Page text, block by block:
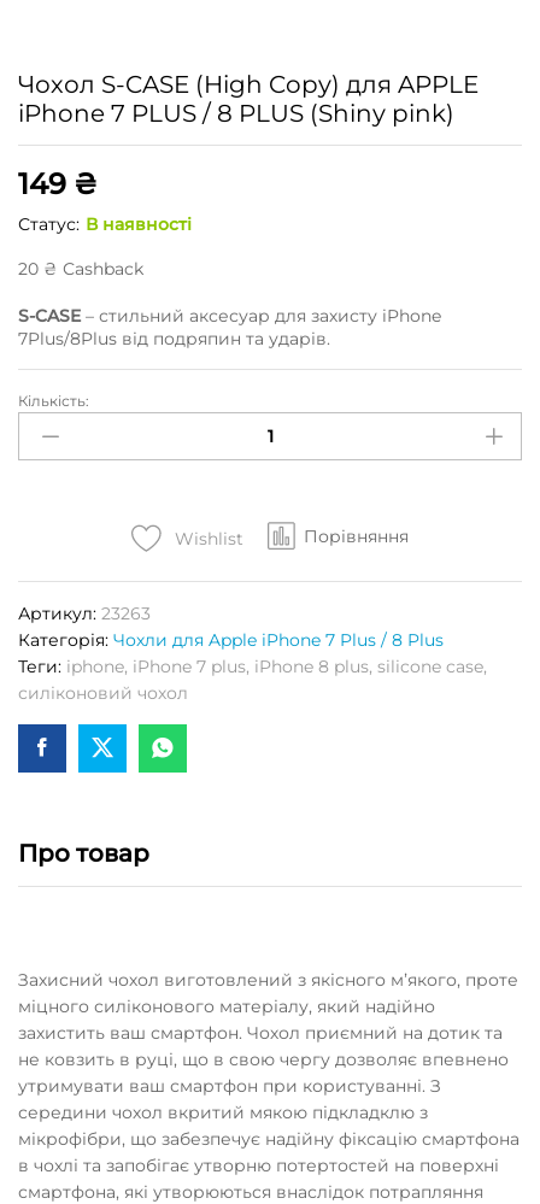
Чохол S-CASE (High Copy) для APPLE
iPhone 7 PLUS / 8 PLUS (Shiny pink)
149 ₴
Статус: В наявності
20 ₴ Сashback
S-CASE– стильний аксесуар для захисту iPhone
7Plus/8Plus від подряпин та ударів.
Чохол
CASE
7
PLUS
/
8
PLUS
(Shiny
pink)
Кількість:
Wishlist Порівняння
Артикул: 23263
Категорія: Чохли для Apple iPhone 7 Plus / 8 Plus
Теги: iphone, iPhone 7 plus, iPhone 8 plus, silicone case,
силіконовий чохол
Про товар
Захисний чохол виготовлений з якісного мʼякого, проте
міцного силіконового матеріалу, який надійно
захистить ваш смартфон. Чохол приємний на дотик та
не ковзить в руці, що в свою чергу дозволяє впевнено
утримувати ваш смартфон при користуванні. З
середини чохол вкритий мякою підкладклю з
мікрофібри, що забезпечує надійну фіксацію смартфона
в чохлі та запобігає утворню потертостей на поверхні
смартфона, які утворюються внаслідок потрапляння